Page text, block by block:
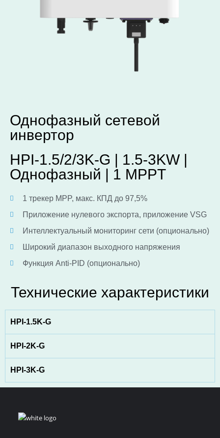
Однофазный сетевой
инвертор
HPI-1.5/2/3K-G | 1.5-3KW |
Однофазный | 1 MPPT
1 трекер MPP, макс. КПД до 97,5%
Приложение нулевого экспорта, приложение VSG
Интеллектуальный мониторинг сети (опционально)
Широкий диапазон выходного напряжения
Функция Anti-PID (опционально)
Технические характеристики
HPI-1.5K-G
HPI-2K-G
HPI-3K-G